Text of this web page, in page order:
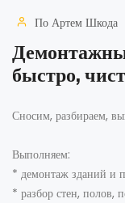
По Артем Шкода
быстро,
Сносим, разбираем,
Выполняем:
* демонтаж зданий и
* разбор стен, полов,